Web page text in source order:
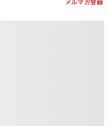
メルマガ登録